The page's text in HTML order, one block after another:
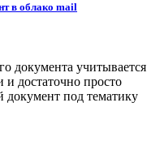
в облако mail
документа учитывается
достаточно просто
документ под тематику